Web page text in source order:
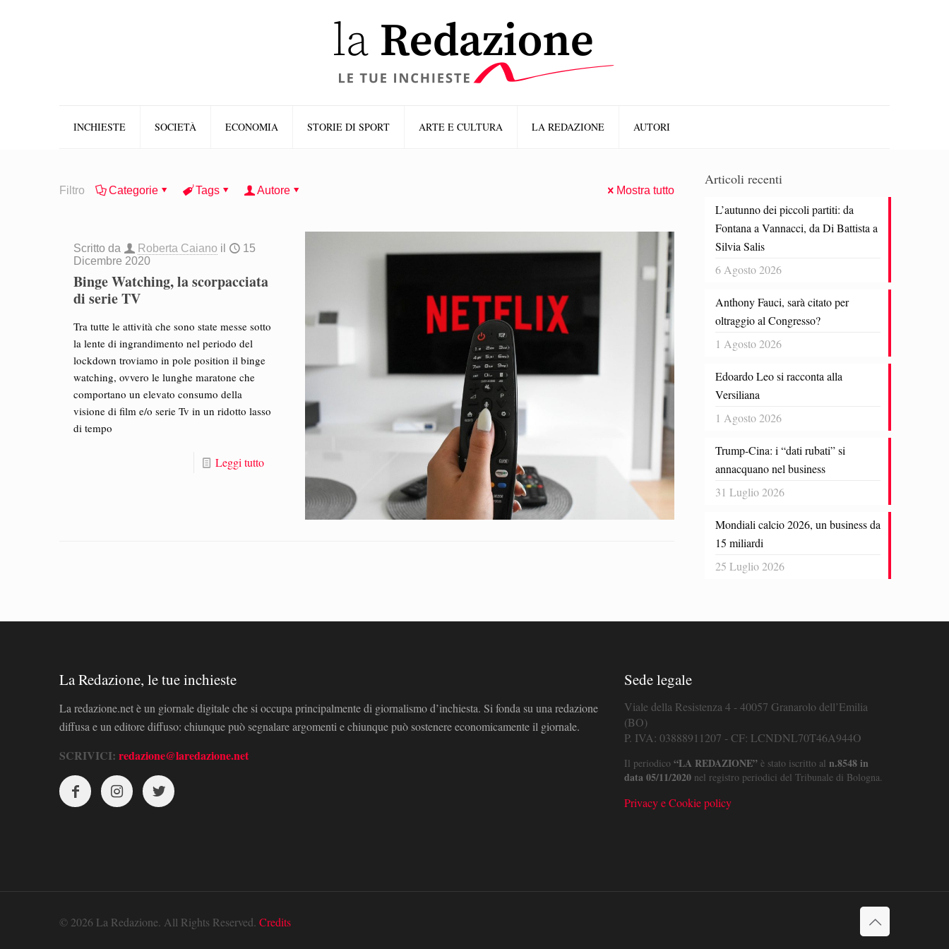
INCHIESTE SOCIETÀ ECONOMIA STORIE DI SPORT ARTE E CULTURA LA REDAZIONE AUTORI
Filtro Categorie Tags Autore Mostra tutto
Scritto da Roberta Caiano il
15
Dicembre 2020
Binge Watching, la scorpacciata
di serie TV
Tra tutte le attività che sono state messe sotto
la lente di ingrandimento nel periodo del
lockdown troviamo in pole position il binge
watching, ovvero le lunghe maratone che
comportano un elevato consumo della
visione di film e/o serie Tv in un ridotto lasso
di tempo
Leggi tutto
Articoli recenti
L’autunno dei piccoli partiti: da
Fontana a Vannacci, da Di Battista a
Silvia Salis
6 Agosto 2026
Anthony Fauci, sarà citato per
oltraggio al Congresso?
1 Agosto 2026
Edoardo Leo si racconta alla
Versiliana
1 Agosto 2026
Trump-Cina: i “dati rubati” si
annacquano nel business
31 Luglio 2026
Mondiali calcio 2026, un business da
15 miliardi
25 Luglio 2026
La Redazione, le tue inchieste
La redazione.net è un giornale digitale che si occupa principalmente di giornalismo d’inchiesta. Si fonda su una redazione
diffusa e un editore diffuso: chiunque può segnalare argomenti e chiunque può sostenere economicamente il giornale.
SCRIVICI: redazione@laredazione.net
Sede legale
Viale della Resistenza 4 - 40057 Granarolo dell’Emilia
(BO)
P. IVA: 03888911207 - CF: LCNDNL70T46A944O
Il periodico “LA REDAZIONE”è stato iscritto al n.8548 in
data 05/11/2020nel registro periodici del Tribunale di Bologna.
Privacy e Cookie policy
© 2026 La Redazione. All Rights Reserved. Credits